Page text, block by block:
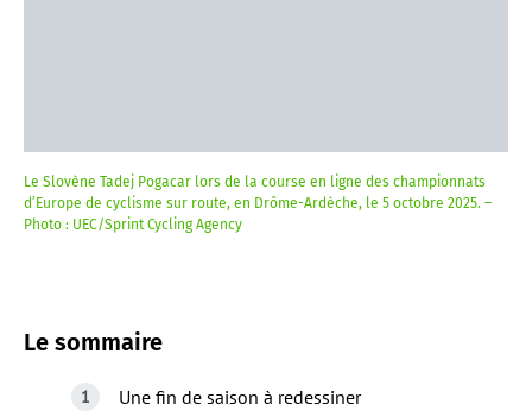
Le Slovène Tadej Pogacar lors de la course en ligne des championnats
d’Europe de cyclisme sur route, en Drôme-Ardèche, le 5 octobre 2025. –
Photo : UEC/Sprint Cycling Agency
Le sommaire
Une fin de saison à redessiner